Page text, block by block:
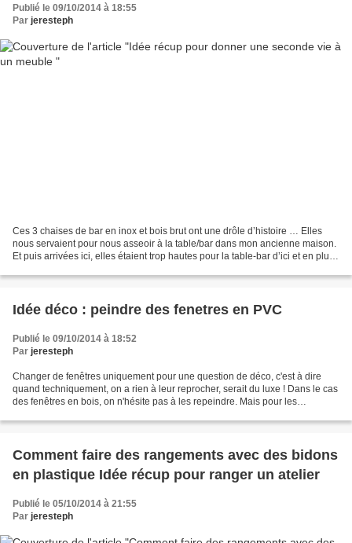
Publié le 09/10/2014 à 18:55
Par jeresteph
Ces 3 chaises de bar en inox et bois brut ont une drôle d’histoire … Elles
nous servaient pour nous asseoir à la table/bar dans mon ancienne maison.
Et puis arrivées ici, elles étaient trop hautes pour la table-bar d’ici et en plus
Idée déco : peindre des fenetres en PVC
Publié le 09/10/2014 à 18:52
Par jeresteph
Changer de fenêtres uniquement pour une question de déco, c'est à dire
quand techniquement, on a rien à leur reprocher, serait du luxe ! Dans le cas
des fenêtres en bois, on n'hésite pas à les repeindre. Mais pour les
Comment faire des rangements avec des bidons
en plastique Idée récup pour ranger un atelier
Publié le 05/10/2014 à 21:55
Par jeresteph